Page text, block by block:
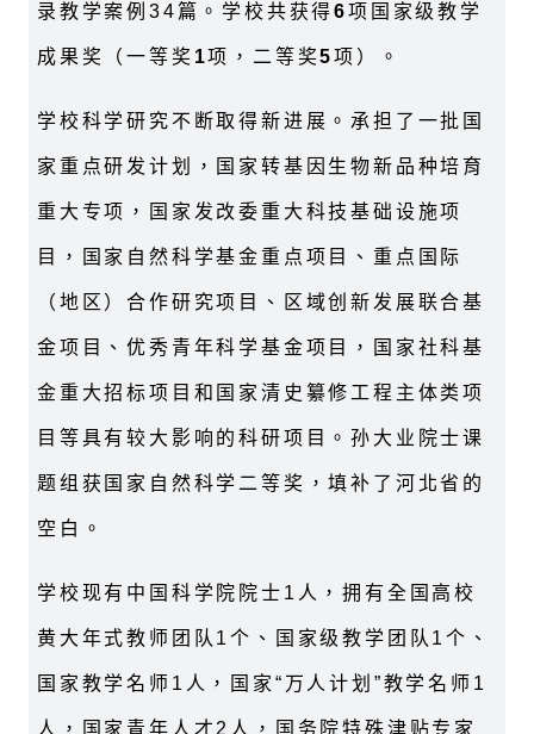
录教学案例34篇。学校共获得6项国家级教学
成果奖（一等奖 1项，二等奖5项）。
学校科学研究不断取得新进展。承担了一批国
家重点研发计划，国家转基因生物新品种培育
重大专项，国家发改委重大科技基础设施项
目，国家自然科学基金重点项目、重点国际
（地区）合作研究项目、区域创新发展联合基
金项目、优秀青年科学基金项目，国家社科基
金重大招标项目和国家清史纂修工程主体类项
目等具有较大影响的科研项目。孙大业院士课
题组获国家自然科学二等奖，填补了河北省的
空白。
学校现有中国科学院院士1人，拥有全国高校
黄大年式教师团队1个、国家级教学团队1个、
国家教学名师1人，国家“万人计划”教学名师1
人，国家青年人才2人，国务院特殊津贴专家